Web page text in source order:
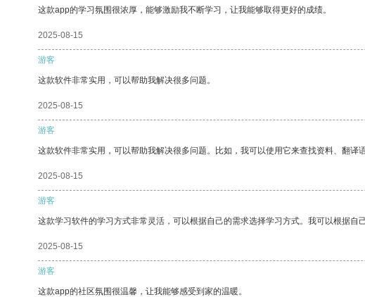
这款app的学习氛围很浓厚，能够激励我不断学习，让我能够取得更好的成绩。
2025-08-15
游客
这款软件非常实用，可以帮助我解决很多问题。
2025-08-15
游客
这款软件非常实用，可以帮助我解决很多问题。比如，我可以使用它来查找资料、翻译
2025-08-15
游客
这款学习软件的学习方式非常灵活，可以根据自己的需求选择学习方式。我可以根据自
2025-08-15
游客
这款app的社区氛围很温馨，让我能够感受到家的温暖。